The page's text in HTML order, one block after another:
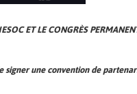
ET LE CONGRÈS
signer une convention de